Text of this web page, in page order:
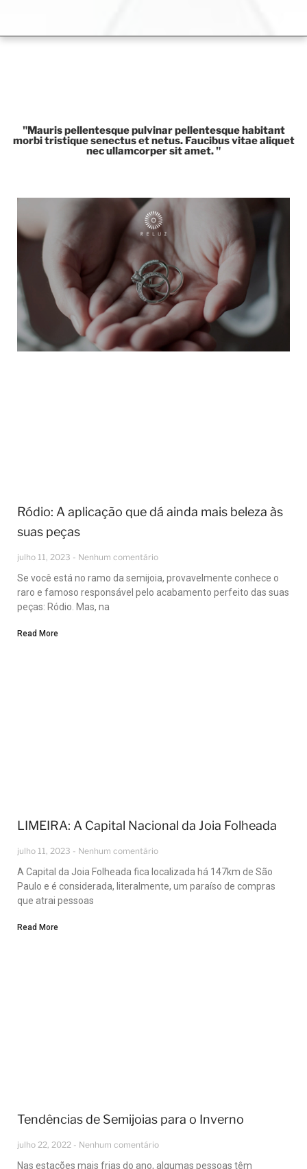
"Mauris pellentesque pulvinar pellentesque habitant
morbi tristique senectus et netus. Faucibus vitae aliquet
nec ullamcorper sit amet. "
Ródio: A aplicação que dá ainda mais beleza às
suas peças
julho 11, 2023 Nenhum comentário
Se você está no ramo da semijoia, provavelmente conhece o
raro e famoso responsável pelo acabamento perfeito das suas
peças: Ródio. Mas, na
Read More
LIMEIRA: A Capital Nacional da Joia Folheada
julho 11, 2023 Nenhum comentário
A Capital da Joia Folheada fica localizada há 147km de São
Paulo e é considerada, literalmente, um paraíso de compras
que atrai pessoas
Read More
Tendências de Semijoias para o Inverno
julho 22, 2022 Nenhum comentário
Nas estações mais frias do ano, algumas pessoas têm